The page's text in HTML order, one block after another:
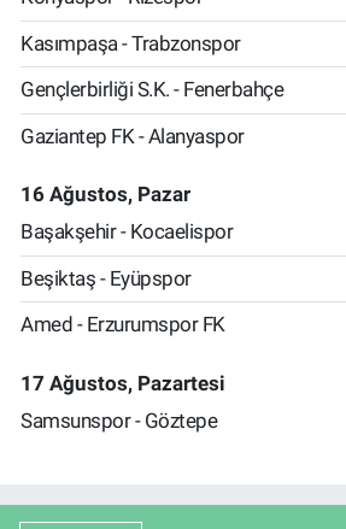
Kasımpaşa - Trabzonspor
Gençlerbirliği S.K. - Fenerbahçe
Gaziantep FK - Alanyaspor
16 Ağustos, Pazar
Başakşehir - Kocaelispor
Beşiktaş - Eyüpspor
Amed - Erzurumspor FK
17 Ağustos, Pazartesi
Samsunspor - Göztepe